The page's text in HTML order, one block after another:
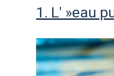
1. L' »eau